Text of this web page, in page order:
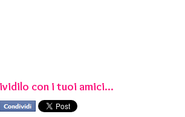
con i tuoi amici...